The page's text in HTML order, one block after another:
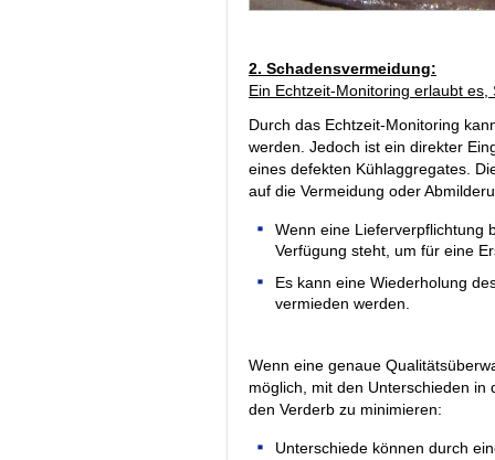
2. Schadensvermeidung:
Ein Echtzeit-Monitoring erlaubt
Durch das Echtzeit-Monitoring
werden. Jedoch ist ein direkter
eines defekten Kühlaggregates.
auf die Vermeidung oder
Wenn eine Lieferverpflichtung
Verfügung steht, um für eine
Es kann eine Wiederholung
vermieden werden.
Wenn eine genaue
möglich, mit den Unterschieden
den Verderb zu minimieren:
Unterschiede können durch